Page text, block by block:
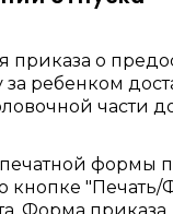
о
за ребенком
части
формы
кнопке "Печать/